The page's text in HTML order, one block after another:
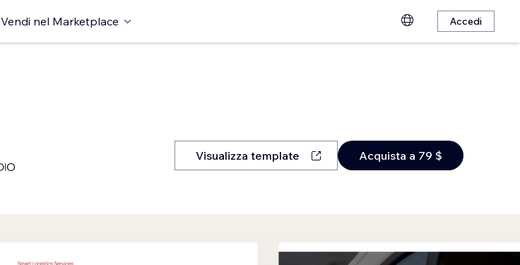
Vendi nel Marketplace Accedi
Visualizza template Acquista a 79 $